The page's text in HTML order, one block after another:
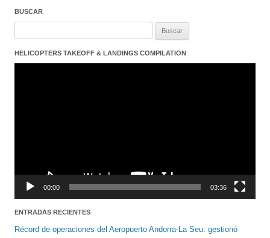
BUSCAR
HELICOPTERS TAKEOFF & LANDINGS COMPILATION
Reproductor
00:00 03:36
ENTRADAS RECIENTES
Récord de operaciones del Aeropuerto Andorra-La Seu: gestionó